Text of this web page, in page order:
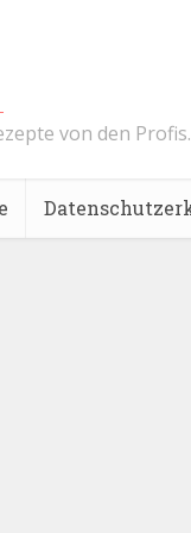
von den Profis.